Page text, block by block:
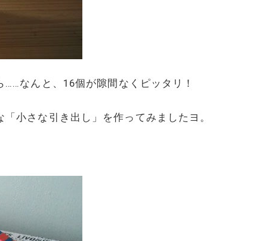
……なんと、16個が隙間なくピッタリ！
小さな引き出し」を作ってみましたヨ。